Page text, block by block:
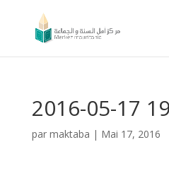
2016-05-17
par maktaba | Mai 17, 2016